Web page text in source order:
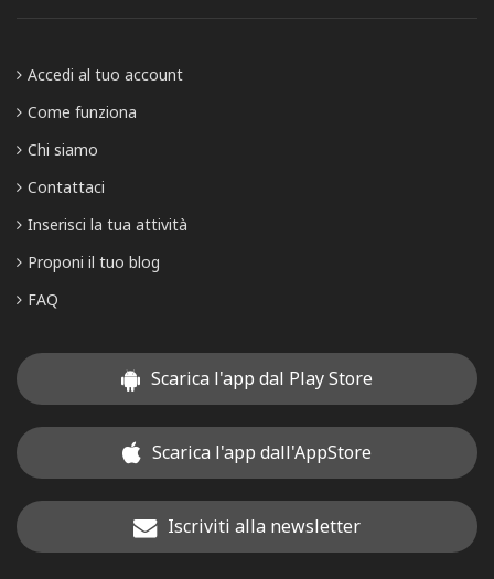
Accedi al tuo account
Come funziona
Chi siamo
Contattaci
Inserisci la tua attività
Proponi il tuo blog
FAQ
Scarica l'app dal Play Store
Scarica l'app dall'AppStore
Iscriviti alla newsletter